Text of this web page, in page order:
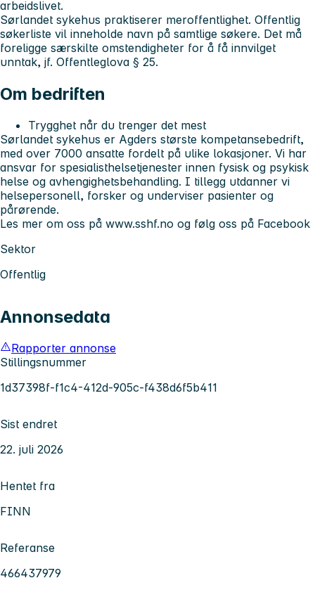
arbeidslivet.
Sørlandet sykehus praktiserer meroffentlighet. Offentlig
søkerliste vil inneholde navn på samtlige søkere. Det må
foreligge særskilte omstendigheter for å få innvilget
unntak, jf. Offentleglova § 25.
Om bedriften
Trygghet når du trenger det mest
Sørlandet sykehus er Agders største kompetansebedrift,
med over 7000 ansatte fordelt på ulike lokasjoner. Vi har
ansvar for spesialisthelsetjenester innen fysisk og psykisk
helse og avhengighetsbehandling. I tillegg utdanner vi
helsepersonell, forsker og underviser pasienter og
pårørende.
Les mer om oss på www.sshf.no og følg oss på Facebook
Sektor
Offentlig
Annonsedata
Rapporter annonse
Stillingsnummer
1d37398f-f1c4-412d-905c-f438d6f5b411
Sist endret
22. juli 2026
Hentet fra
FINN
Referanse
466437979